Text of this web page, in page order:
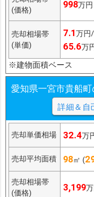
(価格)
998万円
売却相場帯
(単価)
7.1万円
65.6万
※建物面積ベース
愛知県一宮市貴船
詳細＆自
売却単価相場 32.4万
売却平均面積 98㎡ (
売却相場帯
(価格)
3,199